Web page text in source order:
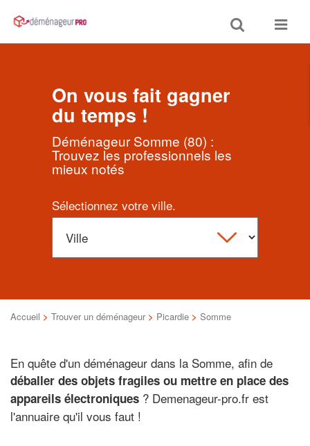
Toggle
search
Toggle
On vous fait gagner
du temps !
Déménageur Somme (80) :
Trouvez les professionnels les
mieux notés
Sélectionnez votre ville.
Accueil > Trouver un déménageur > Picardie > Somme
En quête d'un déménageur dans la Somme, afin de
déballer des objets fragiles ou mettre en place des
appareils électroniques ? Demenageur-pro.fr est
l'annuaire qu'il vous faut !